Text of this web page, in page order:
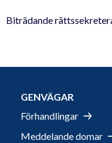
Biträdande
GENVÄGAR
Förhandlingar
Meddelande domar